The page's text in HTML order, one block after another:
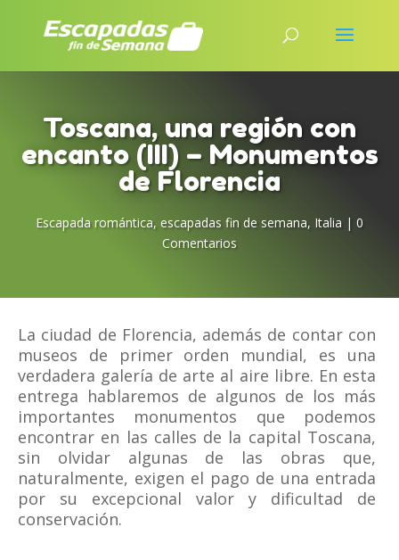
Toscana, una región con
encanto (III) – Monumentos
de Florencia
Escapada romántica, escapadas fin de semana, Italia | 0
Comentarios
La ciudad de Florencia, además de contar con
museos de primer orden mundial, es una
verdadera galería de arte al aire libre. En esta
entrega hablaremos de algunos de los más
importantes monumentos que podemos
encontrar en las calles de la capital Toscana,
sin olvidar algunas de las obras que,
naturalmente, exigen el pago de una entrada
por su excepcional valor y dificultad de
conservación.